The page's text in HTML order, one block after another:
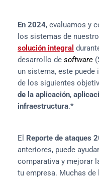
En 2024, evaluamos y
solución integral
desarrollo de software
un sistema, este
de los siguientes
de la aplicación,
infraestructura.*
El Reporte de ataques
anteriores, puede
comparativa y mejorar
tu empresa. Muchas